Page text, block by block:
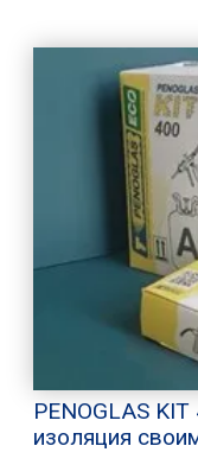
PENOGLAS
изоляция